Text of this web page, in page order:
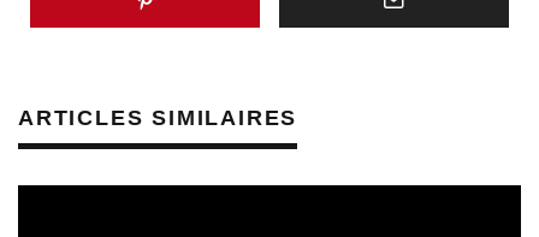
ARTICLES SIMILAIRES